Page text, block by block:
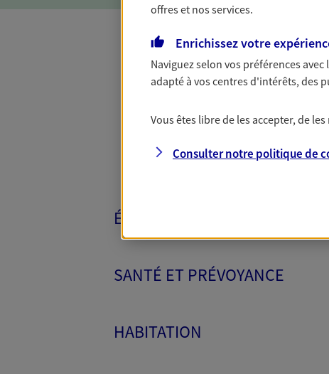
Toutes nos
ÉPARGNE ET RETRAITE
SANTÉ ET PRÉVOYANCE
HABITATION
offres et nos services.
Enrichissez votre
Naviguez selon vos préférences avec
adapté à vos centres d'intérêts, des
Vous êtes libre de les accepter, de
Consulter notre politique de